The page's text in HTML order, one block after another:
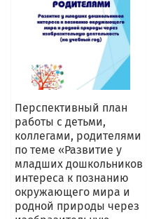
Перспективный план
работы с детьми,
коллегами, родителями
по теме «Развитие у
младших дошкольников
интереса к познанию
окружающего мира и
родной природы через